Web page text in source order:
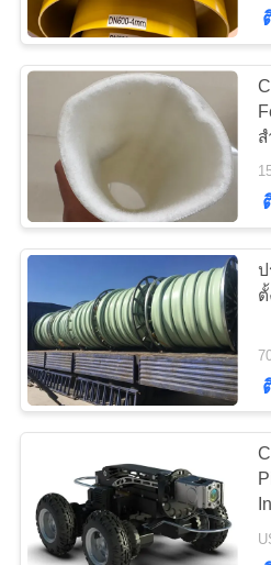
โรงงาน
ควบคุม
คุณภาพ
ติดต่อ
เรา
ข่าว
ใบ
แผงหน้าจอ
เทน
เข็มขัดอุตส
ป